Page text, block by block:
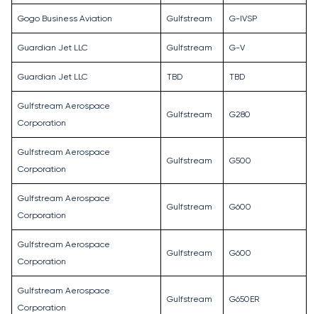
Gogo Business Aviation Gulfstream G-IVSP
Guardian Jet LLC Gulfstream G-V
Guardian Jet LLC TBD TBD
Gulfstream Aerospace
Corporation
Gulfstream G280
Gulfstream Aerospace
Corporation
Gulfstream G500
Gulfstream Aerospace
Corporation
Gulfstream G600
Gulfstream Aerospace
Corporation
Gulfstream G600
Gulfstream Aerospace
Corporation
Gulfstream G650ER